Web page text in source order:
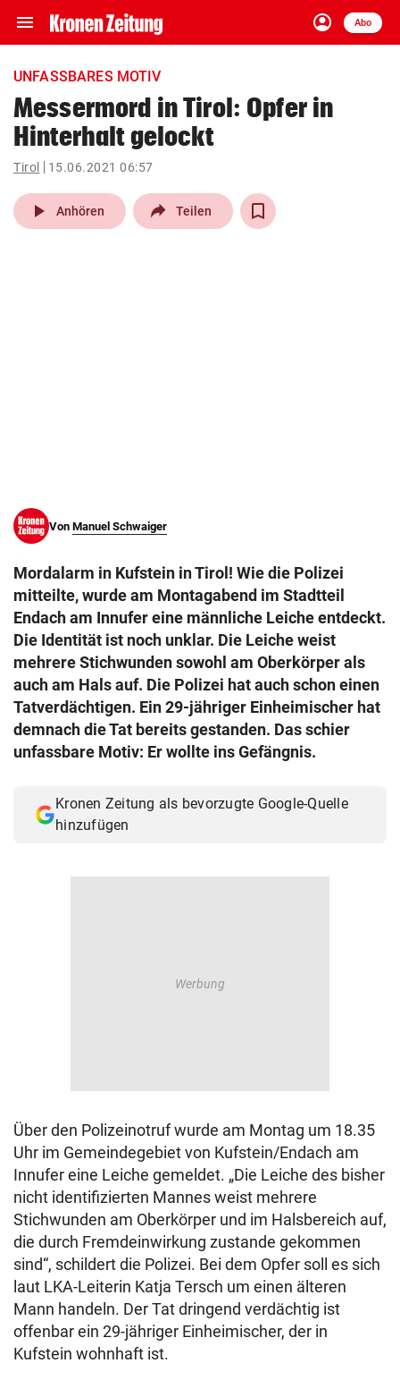
menu Navigation
ein-/ausklappen
account_circle
Anmelden
Abo
close Schließen
account_circle Anmelden
pin_drop
Wien arrow_right
UNFASSBARES MOTIV
Messermord in Tirol: Opfer in
Hinterhalt gelockt
Tirol 15.06.2021 06:57
play_arrow Anhören Teilen
Von Manuel Schwaiger
Mordalarm in Kufstein in Tirol! Wie die Polizei
mitteilte, wurde am Montagabend im Stadtteil
Endach am Innufer eine männliche Leiche entdeckt.
Die Identität ist noch unklar. Die Leiche weist
mehrere Stichwunden sowohl am Oberkörper als
auch am Hals auf. Die Polizei hat auch schon einen
Tatverdächtigen. Ein 29-jähriger Einheimischer hat
demnach die Tat bereits gestanden. Das schier
unfassbare Motiv: Er wollte ins Gefängnis.
Kronen Zeitung als bevorzugte Google-Quelle
hinzufügen
Über den Polizeinotruf wurde am Montag um 18.35
Uhr im Gemeindegebiet von Kufstein/Endach am
Innufer eine Leiche gemeldet. „Die Leiche des bisher
nicht identifizierten Mannes weist mehrere
Stichwunden am Oberkörper und im Halsbereich auf,
die durch Fremdeinwirkung zustande gekommen
sind“, schildert die Polizei. Bei dem Opfer soll es sich
laut LKA-Leiterin Katja Tersch um einen älteren
Mann handeln. Der Tat dringend verdächtig ist
offenbar ein 29-jähriger Einheimischer, der in
Kufstein wohnhaft ist.